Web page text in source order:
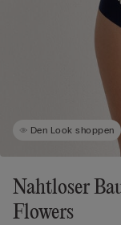
Den Look shoppen
Nahtloser
Flowers